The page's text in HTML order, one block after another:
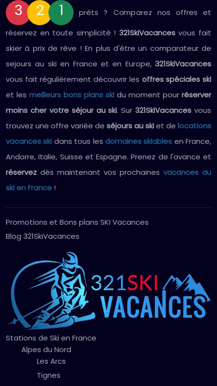
3 2 1
prêts ? Comparez nos offres et
réservez en toute simplicité ! 321SkiVacancesvous fait
skier à prix de rêve ! En plus d'être un comparateur de
sejours au ski en France et en Europe, 321SkiVacances
vous fait régulièrement découvrir les offres spéciales ski
et les meilleurs bons plans ski du moment pour réserver
moins cher votre séjour au ski. Sur321SkiVacances vous
trouvez une offre variée de séjours au skiet de locations
vacances ski dans tous les domaines skiables en France,
Andorre, Italie, Suisse et Espagne. Prenez de l'avance et
réservez dès maintenant vos prochaines vacances au
ski en France !
Promotions et Bons plans SKI Vacances
Blog 321SkiVacances
Stations de Ski en France
Alpes du Nord
Les Arcs
Tignes